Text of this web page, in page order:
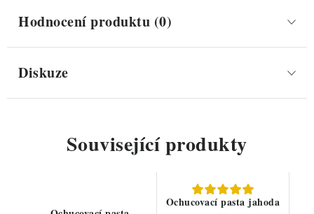
Hodnocení produktu (0)
Diskuze
Související produkty
Ochucovací pasta jahoda